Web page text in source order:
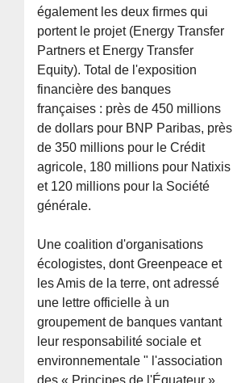
également les deux firmes qui
portent le projet (Energy Transfer
Partners et Energy Transfer
Equity). Total de l'exposition
financière des banques
françaises : près de 450 millions
de dollars pour BNP Paribas, près
de 350 millions pour le Crédit
agricole, 180 millions pour Natixis
et 120 millions pour la Société
générale.
Une coalition d'organisations
écologistes, dont Greenpeace et
les Amis de la terre, ont adressé
une lettre officielle à un
groupement de banques vantant
leur responsabilité sociale et
environnementale " l'association